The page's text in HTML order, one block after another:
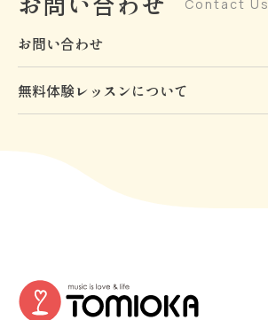
Contact Us
お問い合わせ
無料体験レッスンについて